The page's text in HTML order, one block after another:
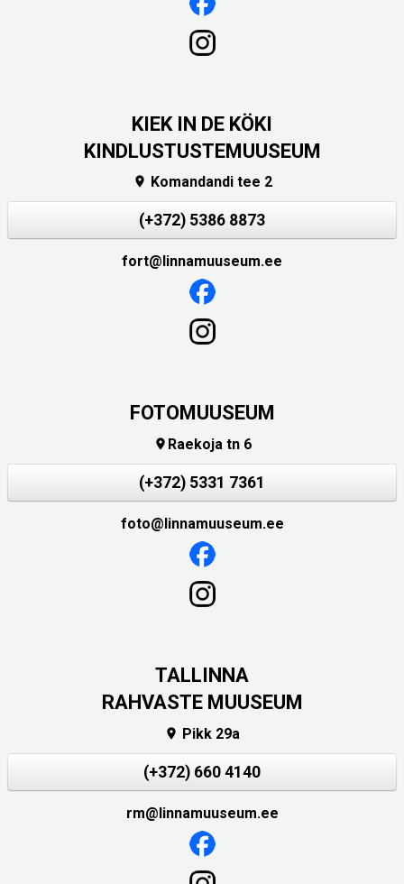
KIEK IN DE KÖKI
KINDLUSTUSTEMUUSEUM
 Komandandi tee 2
(+372) 5386 8873
fort@linnamuuseum.ee
FOTOMUUSEUM
 Raekoja tn 6
(+372) 5331 7361
foto@linnamuuseum.ee
TALLINNA
RAHVASTE MUUSEUM
 Pikk 29a
(+372) 660 4140
rm@linnamuuseum.ee